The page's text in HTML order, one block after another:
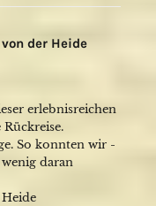
der Heide
erlebnisreichen
So konnten wir -
daran